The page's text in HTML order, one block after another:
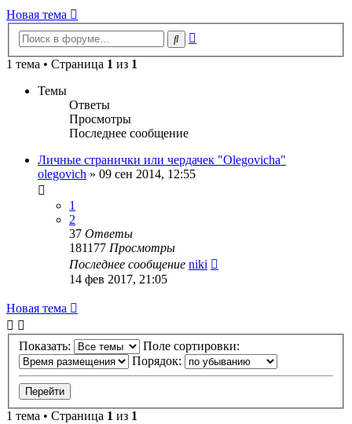
Новая тема
Поиск
1 тема • Страница 1 из 1
Темы
Ответы
Просмотры
Последнее сообщение
Личные странички или чердачек "Olegovicha"
olegovich » 09 сен 2014, 12:55
1
2
37 Ответы
181177 Просмотры
Последнее сообщение niki
14 фев 2017, 21:05
Новая тема
Показать:
Поле сортировки:
Порядок:
1 тема • Страница 1 из 1